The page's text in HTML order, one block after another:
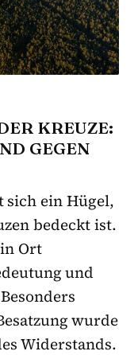
KREUZE:
GEGEN
ein Hügel,
bedeckt ist.
Ort
und
wurde
Widerstands.